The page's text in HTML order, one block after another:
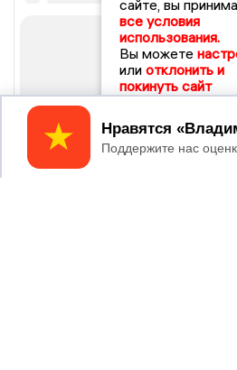
сайте, вы
все условия
использования.
Вы можете
или отклонить и
покинуть сайт
Принять